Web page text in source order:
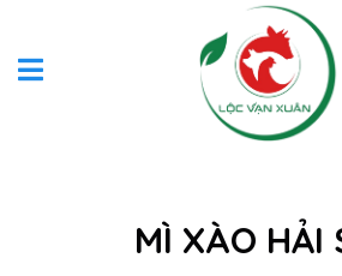
MÌ XÀO HẢI